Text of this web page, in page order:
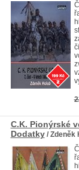
C.K. Pionýrské
Dodatky/ Zdeněk